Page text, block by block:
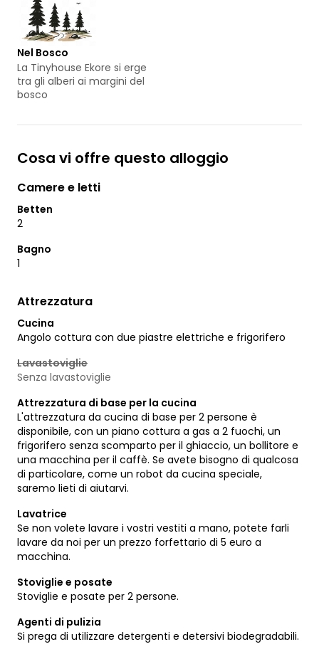
Nel Bosco
La Tinyhouse Ekore si erge
tra gli alberi ai margini del
bosco
Cosa vi offre questo alloggio
Camere e letti
Betten
2
Bagno
1
Attrezzatura
Cucina
Angolo cottura con due piastre elettriche e frigorifero
Lavastoviglie
Senza lavastoviglie
Attrezzatura di base per la cucina
L'attrezzatura da cucina di base per 2 persone è
disponibile, con un piano cottura a gas a 2 fuochi, un
frigorifero senza scomparto per il ghiaccio, un bollitore e
una macchina per il caffè. Se avete bisogno di qualcosa
di particolare, come un robot da cucina speciale,
saremo lieti di aiutarvi.
Lavatrice
Se non volete lavare i vostri vestiti a mano, potete farli
lavare da noi per un prezzo forfettario di 5 euro a
macchina.
Stoviglie e posate
Stoviglie e posate per 2 persone.
Agenti di pulizia
Si prega di utilizzare detergenti e detersivi biodegradabili.